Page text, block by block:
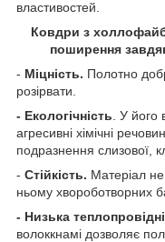
властивостей.
Ковдри з
поширення
- Міцність. Полотно
розірвати.
- Екологічність . У
агресивні хімічні
подразнення слизової,
- Стійкість. Матеріал
ньому хвороботворних
- Низька
волоккнамі дозволяє